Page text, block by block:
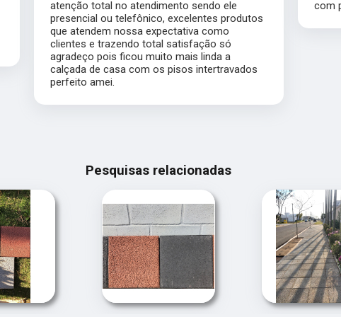
sendo ele
produtos
como
só
linda a
intertravados
com prazo e preço justo, super recomendo!
Pesquisas relacionadas